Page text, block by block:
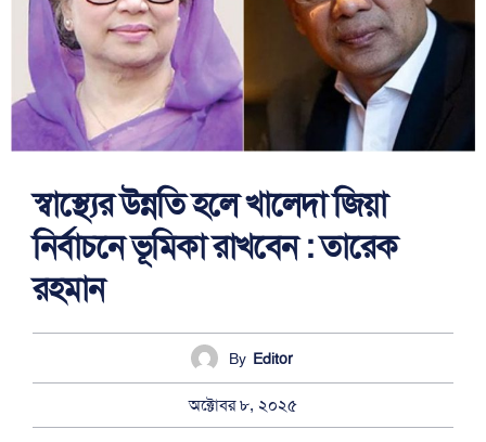
স্বাস্থ্যের উন্নতি হলে খালেদা জিয়া
নির্বাচনে ভূমিকা রাখবেন : তারেক
রহমান
By Editor
অক্টোবর ৮, ২০২৫